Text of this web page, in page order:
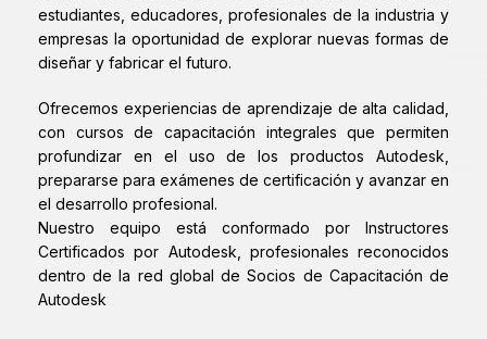
estudiantes, educadores, profesionales de la industria y
empresas la oportunidad de explorar nuevas formas de
diseñar y fabricar el futuro.
Ofrecemos experiencias de aprendizaje de alta calidad,
con cursos de capacitación integrales que permiten
profundizar en el uso de los productos Autodesk,
prepararse para exámenes de certificación y avanzar en
el desarrollo profesional.
Nuestro equipo está conformado por Instructores
Certificados por Autodesk, profesionales reconocidos
dentro de la red global de Socios de Capacitación de
Autodesk